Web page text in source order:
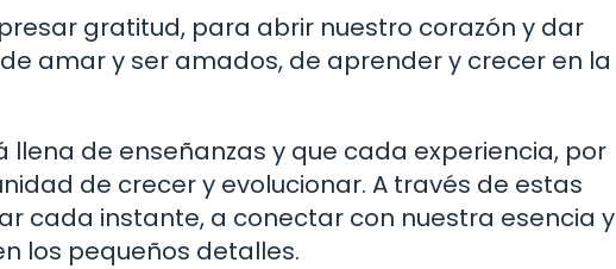
gratitud, para abrir nuestro corazón y dar
amar y ser amados, de aprender y crecer en la
de enseñanzas y que cada experiencia, por
de crecer y evolucionar. A través de estas
cada instante, a conectar con nuestra esencia y
los pequeños detalles.